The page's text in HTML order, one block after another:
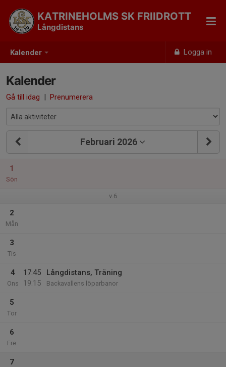
Kalender Logga in
KATRINEHOLMS SK FRIIDROTT
Långdistans
Kalender
Gå till idag | Prenumerera
Februari 2026
1
Sön
v.6
2
Mån
3
Tis
4
Ons
17:45
19:15
Långdistans, Träning
Backavallens löparbanor
5
Tor
6
Fre
7